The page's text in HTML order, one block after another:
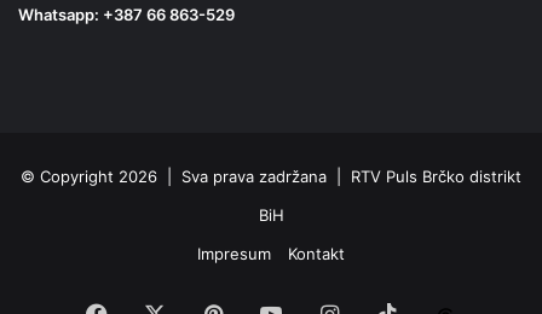
Whatsapp: +387 66 863-529
© Copyright 2026 | Sva prava zadržana | RTV Puls Brčko distrikt
BiH
Impresum
Kontakt